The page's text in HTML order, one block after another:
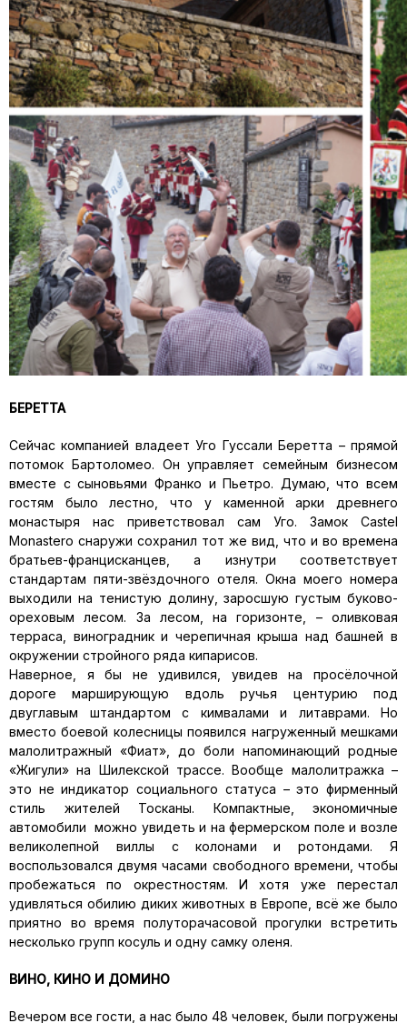
БЕРЕТТА
Сейчас компанией владеет Уго Гуссали Беретта – прямой
потомок Бартоломео. Он управляет семейным бизнесом
вместе с сыновьями Франко и Пьетро. Думаю, что всем
гостям было лестно, что у каменной арки древнего
монастыря нас приветствовал сам Уго. Замок Castel
Monastero снаружи сохранил тот же вид, что и во времена
братьев-францисканцев, а изнутри соответствует
стандартам пяти-звёздочного отеля. Окна моего номера
выходили на тенистую долину, заросшую густым буково-
ореховым лесом. За лесом, на горизонте, – оливковая
терраса, виноградник и черепичная крыша над башней в
окружении стройного ряда кипарисов.
Наверное, я бы не удивился, увидев на просёлочной
дороге марширующую вдоль ручья центурию под
двуглавым штандартом с кимвалами и литаврами. Но
вместо боевой колесницы появился нагруженный мешками
малолитражный «Фиат», до боли напоминающий родные
«Жигули» на Шилекской трассе. Вообще малолитражка –
это не индикатор социального статуса – это фирменный
стиль жителей Тосканы. Компактные, экономичные
автомобили можно увидеть и на фермерском поле и возле
великолепной виллы с колонами и ротондами. Я
воспользовался двумя часами свободного времени, чтобы
пробежаться по окрестностям. И хотя уже перестал
удивляться обилию диких животных в Европе, всё же было
приятно во время полуторачасовой прогулки встретить
несколько групп косуль и одну самку оленя.
ВИНО, КИНО И ДОМИНО
Вечером все гости, а нас было 48 человек, были погружены